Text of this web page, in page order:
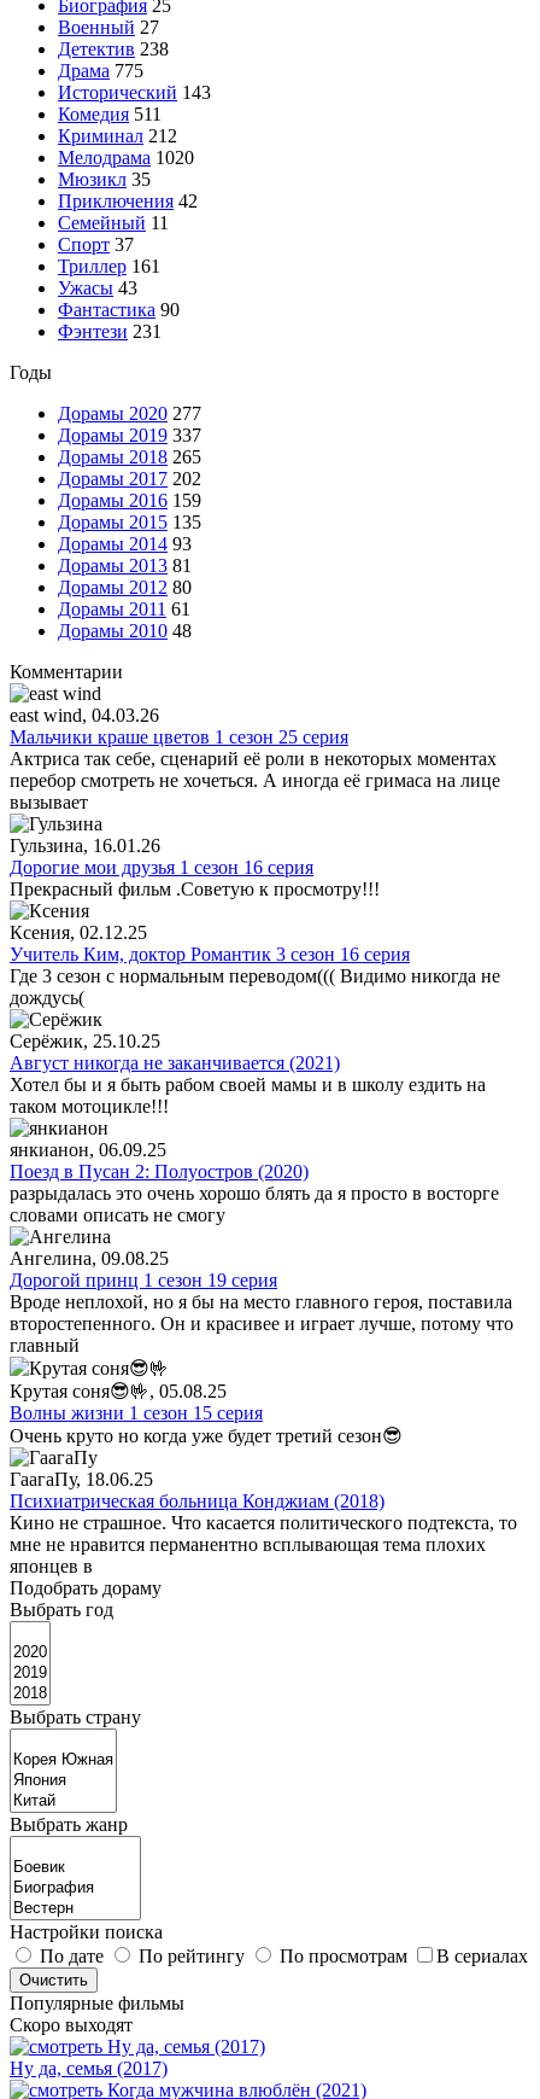
Биография 25
Военный 27
Детектив 238
Драма 775
Исторический 143
Комедия 511
Криминал 212
Мелодрама 1020
Мюзикл 35
Приключения 42
Семейный 11
Спорт 37
Триллер 161
Ужасы 43
Фантастика 90
Фэнтези 231
Годы
Дорамы 2020 277
Дорамы 2019 337
Дорамы 2018 265
Дорамы 2017 202
Дорамы 2016 159
Дорамы 2015 135
Дорамы 2014 93
Дорамы 2013 81
Дорамы 2012 80
Дорамы 2011 61
Дорамы 2010 48
Комментарии
east wind, 04.03.26
Мальчики краше цветов 1 сезон 25 серия
Актриса так себе, сценарий её роли в некоторых моментах
перебор смотреть не хочеться. А иногда её гримаса на лице
вызывает
Гульзина, 16.01.26
Дорогие мои друзья 1 сезон 16 серия
Прекрасный фильм .Советую к просмотру!!!
Ксения, 02.12.25
Учитель Ким, доктор Романтик 3 сезон 16 серия
Где 3 сезон с нормальным переводом((( Видимо никогда не
дождусь(
Серёжик, 25.10.25
Август никогда не заканчивается (2021)
Хотел бы и я быть рабом своей мамы и в школу ездить на
таком мотоцикле!!!
янкианон, 06.09.25
Поезд в Пусан 2: Полуостров (2020)
разрыдалась это очень хорошо блять да я просто в восторге
словами описать не смогу
Ангелина, 09.08.25
Дорогой принц 1 сезон 19 серия
Вроде неплохой, но я бы на место главного героя, поставила
второстепенного. Он и красивее и играет лучше, потому что
главный
Крутая соня😎🤟, 05.08.25
Волны жизни 1 сезон 15 серия
Очень круто но когда уже будет третий сезон😎
ГаагаПу, 18.06.25
Психиатрическая больница Конджиам (2018)
Кино не страшное. Что касается политического подтекста, то
мне не нравится перманентно всплывающая тема плохих
японцев в
Подобрать дораму
Выбрать год
Выбрать страну
Выбрать жанр
Настройки поиска
По дате
По рейтингу По просмотрам В сериалах
Популярные фильмы
Скоро выходят
Ну да, семья (2017)